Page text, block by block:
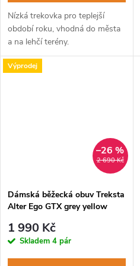
Nízká trekovka pro teplejší
období roku, vhodná do města
a na lehčí terény.
Výprodej
2 690 Kč
–26 %
Dámská běžecká obuv Treksta
Alter Ego GTX grey yellow
1 990 Kč
Skladem 4 pár